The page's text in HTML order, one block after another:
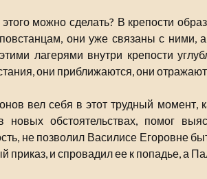
можно сделать? В крепости
они уже связаны с ними,
лагерями внутри крепости
они приближаются, они
вел себя в этот трудный момент,
обстоятельствах, помог
не позволил Василисе Егоровне
приказ, и спровадил ее к попадье, а